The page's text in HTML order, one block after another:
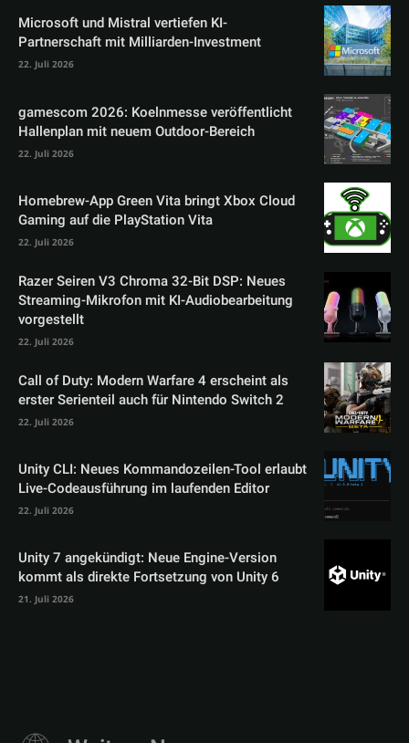
Microsoft und Mistral vertiefen KI-
Partnerschaft mit Milliarden-Investment
22. Juli 2026
gamescom 2026: Koelnmesse veröffentlicht
Hallenplan mit neuem Outdoor-Bereich
22. Juli 2026
Homebrew-App Green Vita bringt Xbox Cloud
Gaming auf die PlayStation Vita
22. Juli 2026
Razer Seiren V3 Chroma 32-Bit DSP: Neues
Streaming-Mikrofon mit KI-Audiobearbeitung
vorgestellt
22. Juli 2026
Call of Duty: Modern Warfare 4 erscheint als
erster Serienteil auch für Nintendo Switch 2
22. Juli 2026
Unity CLI: Neues Kommandozeilen-Tool erlaubt
Live-Codeausführung im laufenden Editor
22. Juli 2026
Unity 7 angekündigt: Neue Engine-Version
kommt als direkte Fortsetzung von Unity 6
21. Juli 2026